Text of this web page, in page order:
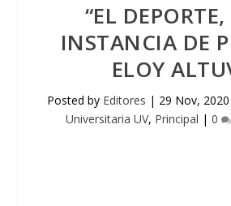
“EL
INSTANCIA DE
ELOY
Posted by Editores | 29 Nov, 2020
Universitaria UV, Principal | 0